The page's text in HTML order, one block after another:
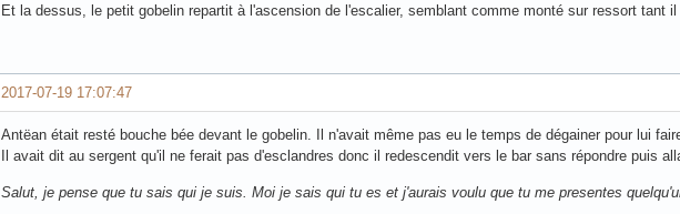
Et la dessus, le petit gobelin repartit à l'ascension de l'escalier, semblant comme monté sur ressort tant il
2017-07-19 17:07:47
Antëan était resté bouche bée devant le gobelin. Il n'avait même pas eu le temps de dégainer pour lui
Il avait dit au sergent qu'il ne ferait pas d'esclandres donc il redescendit vers le bar sans répondre puis
Salut, je pense que tu sais qui je suis. Moi je sais qui tu es et j'aurais voulu que tu me presentes